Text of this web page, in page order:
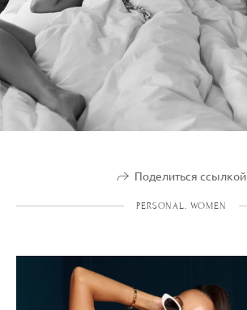
Поделиться ссылкой
PERSONAL. WOMEN